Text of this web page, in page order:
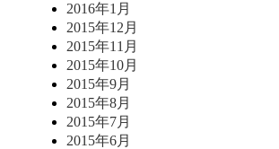
2016年1月
2015年12月
2015年11月
2015年10月
2015年9月
2015年8月
2015年7月
2015年6月